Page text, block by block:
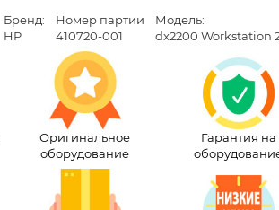
Бренд:
HP
Номер партии
410720-001
Модель:
dx2200 Workstation
Оригинальное
оборудование
Гарантия на